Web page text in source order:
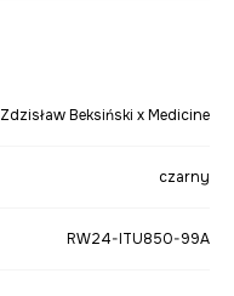
Zdzisław Beksiński x Medicine
czarny
RW24-ITU850-99A